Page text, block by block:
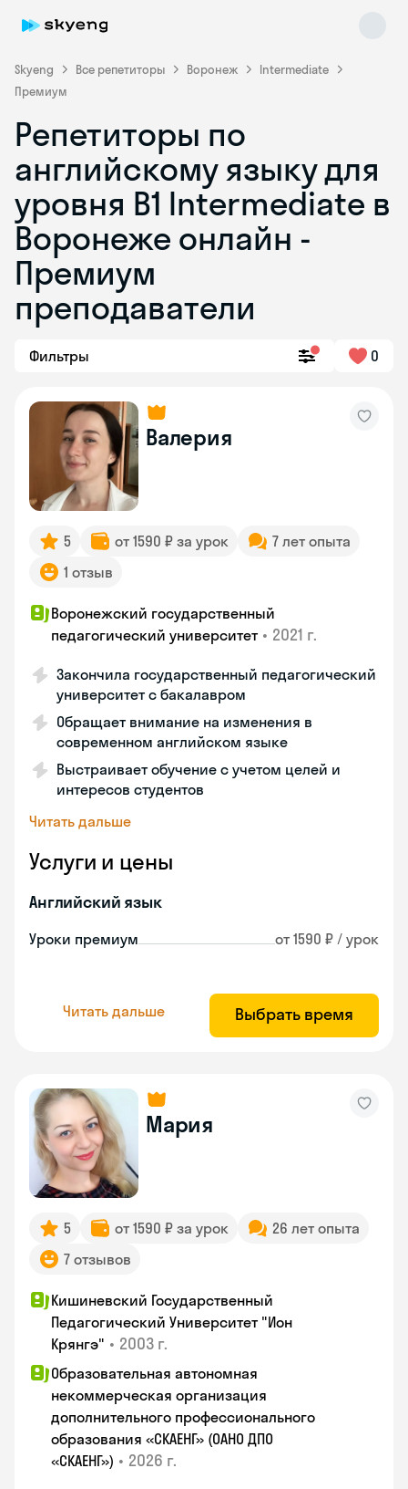
Skyeng Все репетиторы Воронеж
Intermediate
Премиум
Репетиторы по
английскому языку для
уровня B1 Intermediate в
Воронеже онлайн -
Премиум
преподаватели
Фильтры 0
Валерия
5 от 1590 ₽ за урок
7 лет опыта
1 отзыв
Воронежский государственный
педагогический университет • 2021 г.
Закончила государственный педагогический
университет с бакалавром
Обращает внимание на изменения в
современном английском языке
Выстраивает обучение с учетом целей и
интересов студентов
Читать дальше
Услуги и цены
Английский язык
Уроки премиум от 1590 ₽ / урок
Читать дальше Выбрать время
Мария
5 от 1590 ₽ за урок
26 лет опыта
7 отзывов
Кишиневский Государственный
Педагогический Университет "Ион
Крянгэ" • 2003 г.
Образовательная автономная
некоммерческая организация
дополнительного профессионального
образования «СКАЕНГ» (ОАНО ДПО
«СКАЕНГ») • 2026 г.
Skyeng Chat